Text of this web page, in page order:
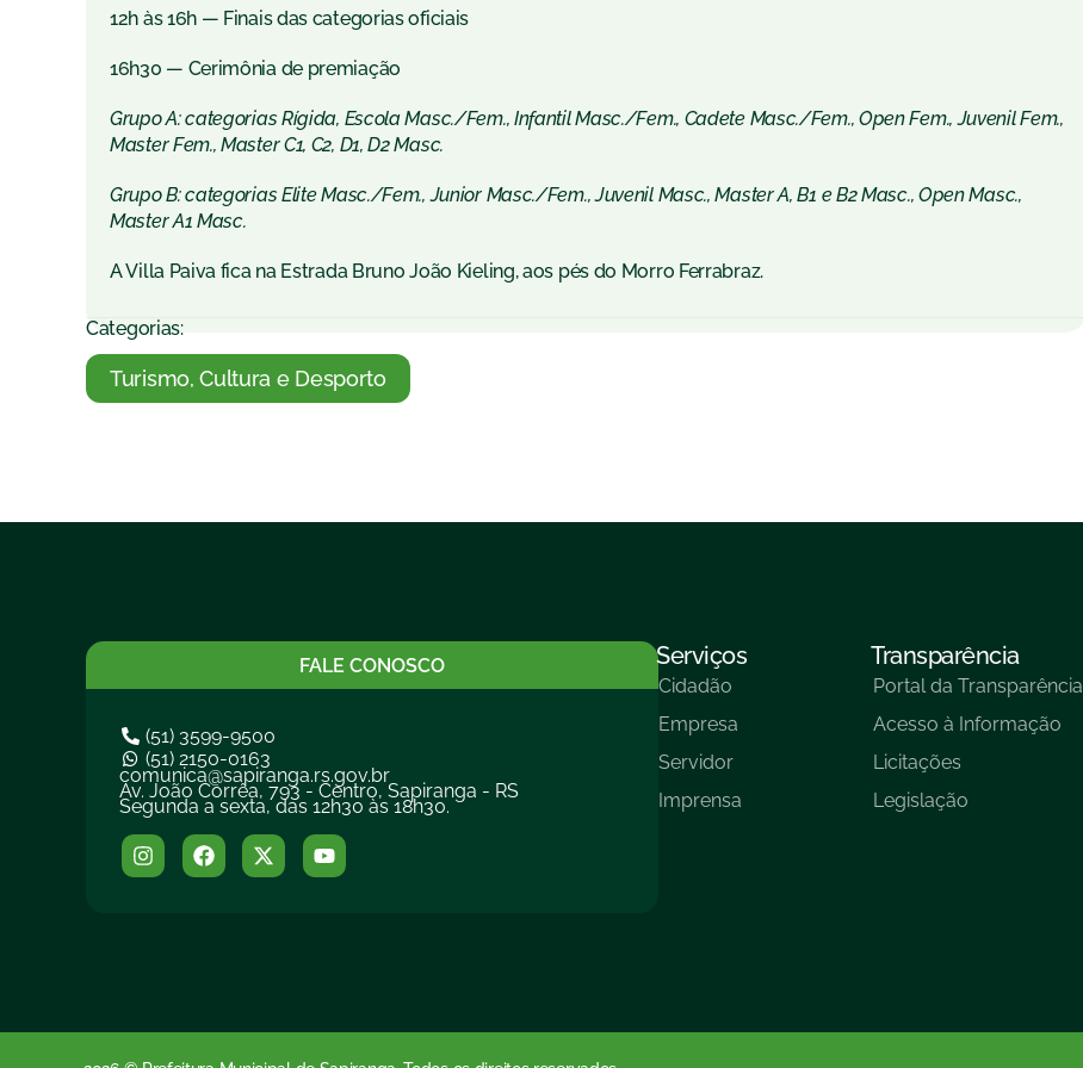
12h às 16h — Finais das categorias oficiais
16h30 — Cerimônia de premiação
Grupo A: categorias Rígida, Escola Masc./Fem., Infantil Masc./Fem., Cadete Masc./Fem., Open Fem., Juvenil Fem.,
Master Fem., Master C1, C2, D1, D2 Masc.
Grupo B: categorias Elite Masc./Fem., Junior Masc./Fem., Juvenil Masc., Master A, B1 e B2 Masc., Open Masc.,
Master A1 Masc.
A Villa Paiva fica na Estrada Bruno João Kieling, aos pés do Morro Ferrabraz.
Categorias:
Turismo, Cultura e Desporto
FALE CONOSCO
(51) 3599-9500
(51) 2150-0163
comunica@sapiranga.rs.gov.br
Av. João Corrêa, 793 - Centro, Sapiranga - RS
Segunda a sexta, das 12h30 às 18h30.
Serviços
Cidadão
Empresa
Servidor
Imprensa
Transparência
Portal da Transparência
Acesso à Informação
Licitações
Legislação